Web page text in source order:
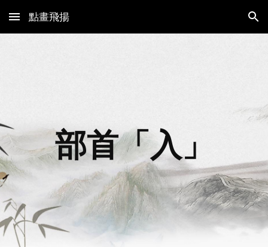
Skip to main content Skip to navigation
點畫飛揚
部首「入」